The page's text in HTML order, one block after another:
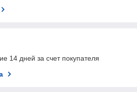
14 дней за счет покупателя